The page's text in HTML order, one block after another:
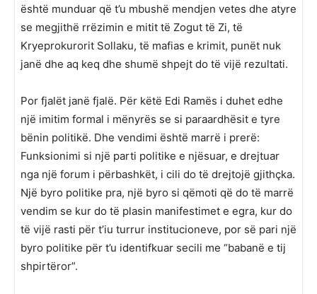
është munduar që t’u mbushë mendjen vetes dhe atyre
se megjithë rrëzimin e mitit të Zogut të Zi, të
Kryeprokurorit Sollaku, të mafias e krimit, punët nuk
janë dhe aq keq dhe shumë shpejt do të vijë rezultati.
Por fjalët janë fjalë. Për këtë Edi Ramës i duhet edhe
një imitim formal i mënyrës se si paraardhësit e tyre
bënin politikë. Dhe vendimi është marrë i prerë:
Funksionimi si një parti politike e njësuar, e drejtuar
nga një forum i përbashkët, i cili do të drejtojë gjithçka.
Një byro politike pra, një byro si qëmoti që do të marrë
vendim se kur do të plasin manifestimet e egra, kur do
të vijë rasti për t’iu turrur institucioneve, por së pari një
byro politike për t’u identifkuar secili me “babanë e tij
shpirtëror”.